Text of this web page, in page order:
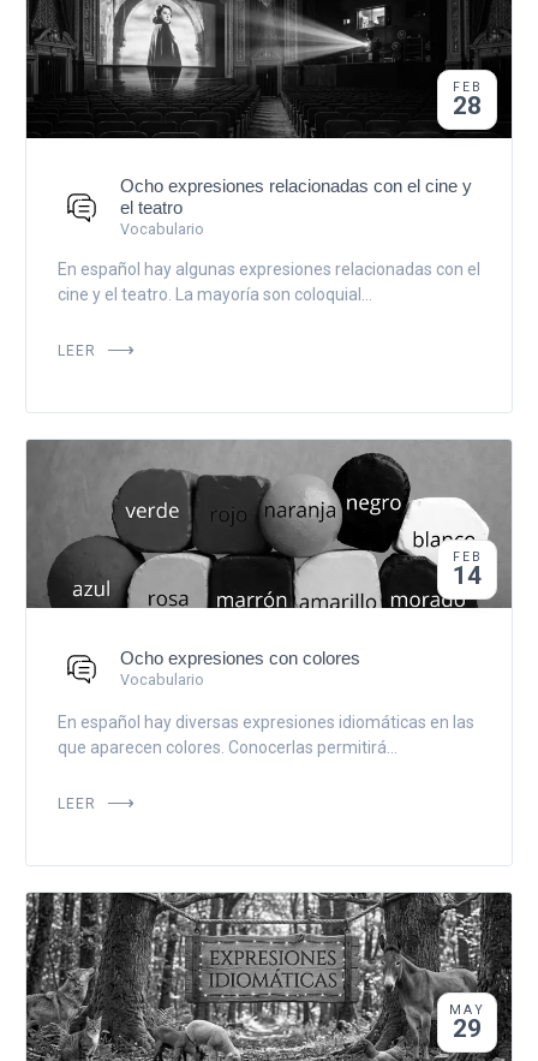
FEB
28
Ocho expresiones relacionadas con el cine y
el teatro
Vocabulario
En español hay algunas expresiones relacionadas con el
cine y el teatro. La mayoría son coloquial...
LEER
FEB
14
Ocho expresiones con colores
Vocabulario
En español hay diversas expresiones idiomáticas en las
que aparecen colores. Conocerlas permitirá...
LEER
MAY
29